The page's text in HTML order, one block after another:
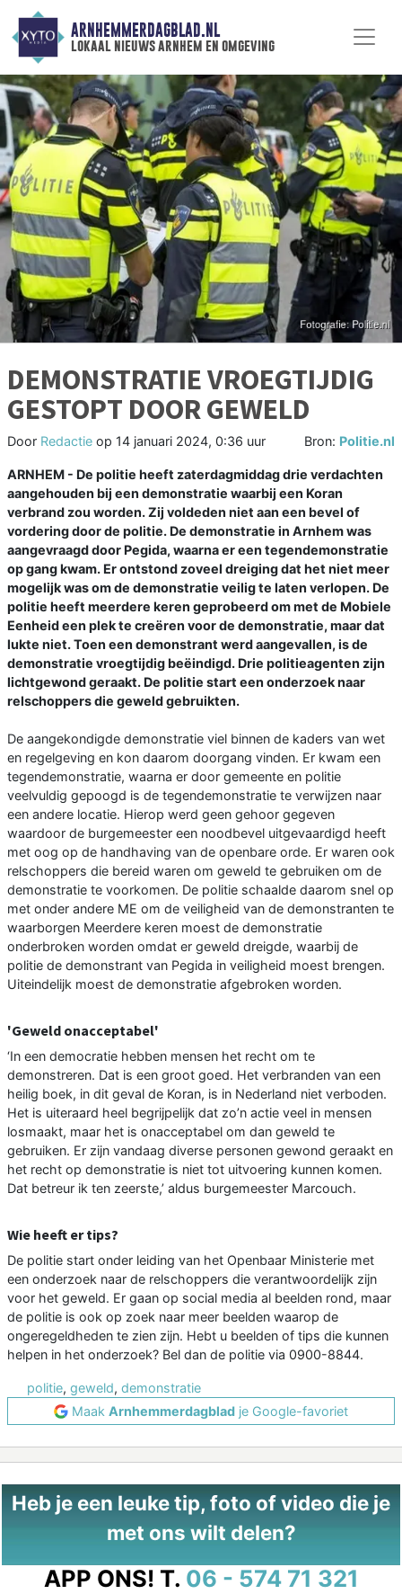
ARNHEMMERDAGBLAD.NL
lokaal nieuws arnhem en omgeving
DEMONSTRATIE VROEGTIJDIG
GESTOPT DOOR GEWELD
Door Redactie op 14 januari 2024, 0:36 uur Bron: Politie.nl
ARNHEM - De politie heeft zaterdagmiddag drie verdachten
aangehouden bij een demonstratie waarbij een Koran
verbrand zou worden. Zij voldeden niet aan een bevel of
vordering door de politie. De demonstratie in Arnhem was
aangevraagd door Pegida, waarna er een tegendemonstratie
op gang kwam. Er ontstond zoveel dreiging dat het niet meer
mogelijk was om de demonstratie veilig te laten verlopen. De
politie heeft meerdere keren geprobeerd om met de Mobiele
Eenheid een plek te creëren voor de demonstratie, maar dat
lukte niet. Toen een demonstrant werd aangevallen, is de
demonstratie vroegtijdig beëindigd. Drie politieagenten zijn
lichtgewond geraakt. De politie start een onderzoek naar
relschoppers die geweld gebruikten.
De aangekondigde demonstratie viel binnen de kaders van wet
en regelgeving en kon daarom doorgang vinden. Er kwam een
tegendemonstratie, waarna er door gemeente en politie
veelvuldig gepoogd is de tegendemonstratie te verwijzen naar
een andere locatie. Hierop werd geen gehoor gegeven
waardoor de burgemeester een noodbevel uitgevaardigd heeft
met oog op de handhaving van de openbare orde. Er waren ook
relschoppers die bereid waren om geweld te gebruiken om de
demonstratie te voorkomen. De politie schaalde daarom snel op
met onder andere ME om de veiligheid van de demonstranten te
waarborgen Meerdere keren moest de demonstratie
onderbroken worden omdat er geweld dreigde, waarbij de
politie de demonstrant van Pegida in veiligheid moest brengen.
Uiteindelijk moest de demonstratie afgebroken worden.
'Geweld onacceptabel'
‘In een democratie hebben mensen het recht om te
demonstreren. Dat is een groot goed. Het verbranden van een
heilig boek, in dit geval de Koran, is in Nederland niet verboden.
Het is uiteraard heel begrijpelijk dat zo’n actie veel in mensen
losmaakt, maar het is onacceptabel om dan geweld te
gebruiken. Er zijn vandaag diverse personen gewond geraakt en
het recht op demonstratie is niet tot uitvoering kunnen komen.
Dat betreur ik ten zeerste,’ aldus burgemeester Marcouch.
Wie heeft er tips?
De politie start onder leiding van het Openbaar Ministerie met
een onderzoek naar de relschoppers die verantwoordelijk zijn
voor het geweld. Er gaan op social media al beelden rond, maar
de politie is ook op zoek naar meer beelden waarop de
ongeregeldheden te zien zijn. Hebt u beelden of tips die kunnen
helpen in het onderzoek? Bel dan de politie via 0900-8844.
politie, geweld, demonstratie
Maak Arnhemmerdagblad je Google-favoriet
Heb je een leuke tip, foto of video die je
met ons wilt delen?
APP ONS! T. 06 - 574 71 321